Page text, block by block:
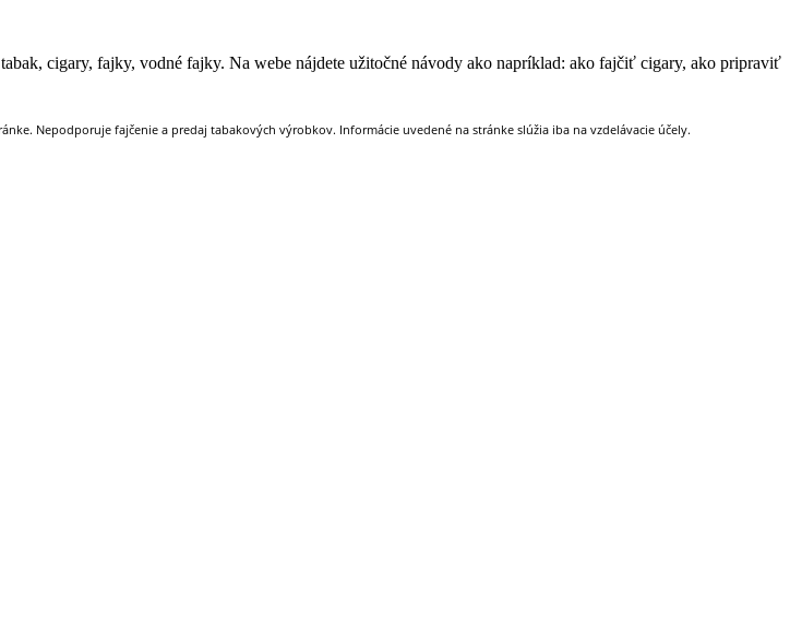
cigary, fajky, vodné fajky. Na webe nájdete užitočné návody ako napríklad: ako fajčiť cigary, ako pripraviť
Nepodporuje fajčenie a predaj tabakových výrobkov. Informácie uvedené na stránke slúžia iba na vzdelávacie účely.